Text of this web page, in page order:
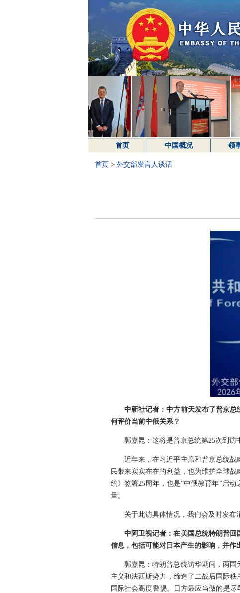
首页 中国概况 领
首页 > 外交部发言人谈话
中新社记者：中方前天发布了普京
何评价当前中俄关系？
郭嘉昆：这将是普京总统第25次到访
近年来，在习近平主席和普京总统
民带来实实在在的利益，也为维护全球
约》签署25周年，也是“中俄教育年”启
量。
关于此访具体情况，我们会及时发布
中阿卫视记者：在美国总统特朗普
信息，包括可能对日本产生的影响，并作
郭嘉昆：特朗普总统访华期间，两国
主义和法西斯势力，缔造了二战后国际
国际社会高度警惕。日方最应当做的是